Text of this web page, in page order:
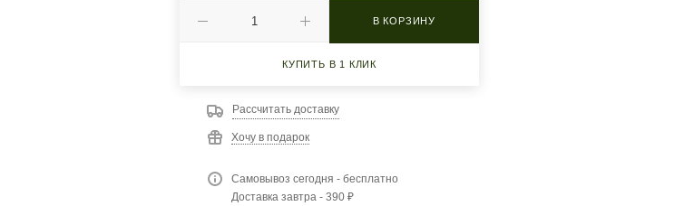
В КОРЗИНУ
КУПИТЬ В 1 КЛИК
Рассчитать доставку
Хочу в подарок
Самовывоз сегодня - бесплатно
Доставка завтра - 390 ₽